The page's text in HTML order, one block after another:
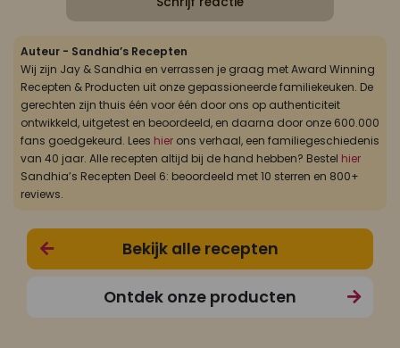
Auteur - Sandhia’s Recepten
Wij zijn Jay & Sandhia en verrassen je graag met Award Winning
Recepten & Producten uit onze gepassioneerde familiekeuken. De
gerechten zijn thuis één voor één door ons op authenticiteit
ontwikkeld, uitgetest en beoordeeld, en daarna door onze 600.000
fans goedgekeurd. Lees hier ons verhaal, een familiegeschiedenis
van 40 jaar. Alle recepten altijd bij de hand hebben? Bestel hier
Sandhia’s Recepten Deel 6: beoordeeld met 10 sterren en 800+
reviews.
Bekijk alle recepten
Ontdek onze producten